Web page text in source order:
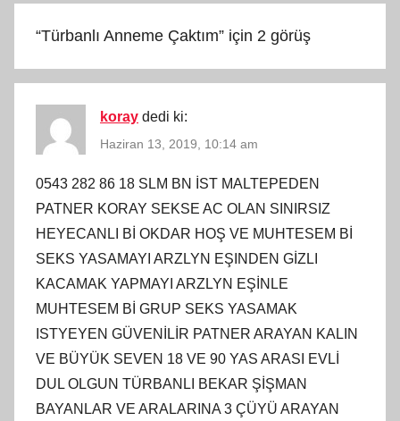
“Türbanlı Anneme Çaktım” için 2 görüş
koray dedi ki:
Haziran 13, 2019, 10:14 am
0543 282 86 18 SLM BN İST MALTEPEDEN
PATNER KORAY SEKSE AC OLAN SINIRSIZ
HEYECANLI Bİ OKDAR HOŞ VE MUHTESEM Bİ
SEKS YASAMAYI ARZLYN EŞINDEN GİZLI
KACAMAK YAPMAYI ARZLYN EŞİNLE
MUHTESEM Bİ GRUP SEKS YASAMAK
ISTYEYEN GÜVENİLİR PATNER ARAYAN KALIN
VE BÜYÜK SEVEN 18 VE 90 YAS ARASI EVLİ
DUL OLGUN TÜRBANLI BEKAR ŞİŞMAN
BAYANLAR VE ARALARINA 3 ÇÜYÜ ARAYAN